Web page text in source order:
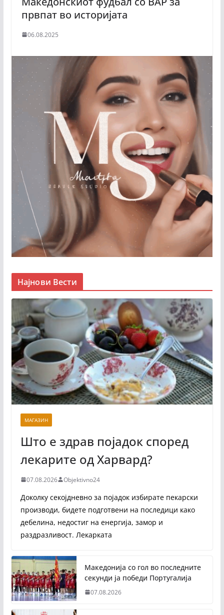
првпат во историјата
06.08.2025
Најнови Вести
МАГАЗИН
Што е здрав појадок според
лекарите од Харвард?
07.08.2026 Objektivno24
Доколку секојдневно за појадок избирате пекарски
производи, бидете подготвени на последици како
дебелина, недостиг на енергија, замор и
раздразливост. Лекарката
Македонија со гол во последните
секунди ја победи Португалија
07.08.2026